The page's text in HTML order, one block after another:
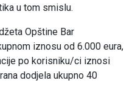
u tom smislu.
Opštine Bar
iznosu od 6.000 eura,
po korisniku/ci iznosi
dodjela ukupno 40